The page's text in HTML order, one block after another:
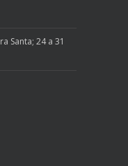
Santa; 24 a 31